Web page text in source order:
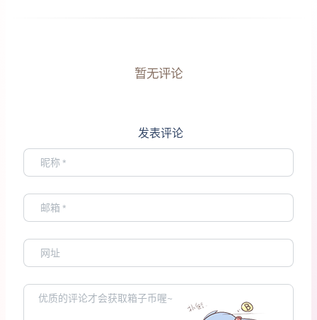
暂无评论
发表评论